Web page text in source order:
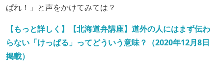
ぱれ！」と声をかけてみては？
【もっと詳しく】【北海道弁講座】道外の人にはまず伝わ
らない「けっぱる」ってどういう意味？（2020年12月8日
掲載）